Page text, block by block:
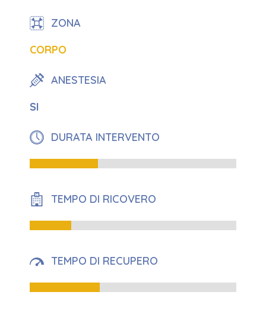
ZONA
CORPO
ANESTESIA
SI
DURATA INTERVENTO
TEMPO DI RICOVERO
TEMPO DI RECUPERO